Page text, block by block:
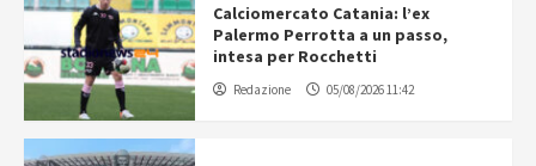
Calciomercato Catania: l’ex
Palermo Perrotta a un passo,
intesa per Rocchetti
Redazione 05/08/2026 11:42